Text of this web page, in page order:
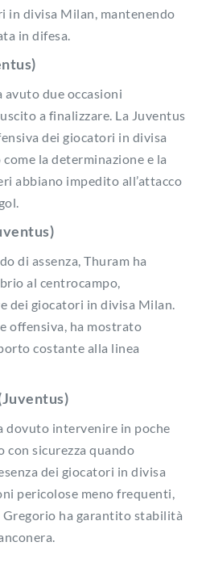
in divisa Milan, mantenendo
in difesa.
avuto due occasioni
a finalizzare. La Juventus
dei giocatori in divisa
la determinazione e la
abbiano impedito all’attacco
di assenza, Thuram ha
al centrocampo,
dei giocatori in divisa Milan.
offensiva, ha mostrato
costante alla linea
dovuto intervenire in poche
con sicurezza quando
dei giocatori in divisa
pericolose meno frequenti,
ha garantito stabilità